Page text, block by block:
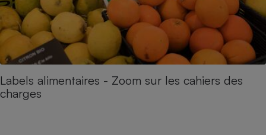
Labels alimentaires - Zoom sur les cahiers des
charges